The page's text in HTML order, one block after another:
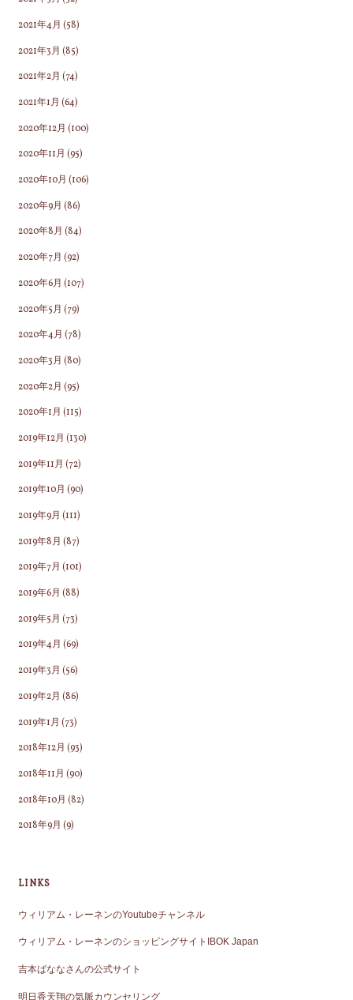
2021年4月 (58)
2021年3月 (85)
2021年2月 (74)
2021年1月 (64)
2020年12月 (100)
2020年11月 (95)
2020年10月 (106)
2020年9月 (86)
2020年8月 (84)
2020年7月 (92)
2020年6月 (107)
2020年5月 (79)
2020年4月 (78)
2020年3月 (80)
2020年2月 (95)
2020年1月 (115)
2019年12月 (130)
2019年11月 (72)
2019年10月 (90)
2019年9月 (111)
2019年8月 (87)
2019年7月 (101)
2019年6月 (88)
2019年5月 (73)
2019年4月 (69)
2019年3月 (56)
2019年2月 (86)
2019年1月 (73)
2018年12月 (93)
2018年11月 (90)
2018年10月 (82)
2018年9月 (9)
LINKS
ウィリアム・レーネンのYoutubeチャンネル
ウィリアム・レーネンのショッピングサイトIBOK Japan
吉本ばななさんの公式サイト
明日香天翔の気脈カウンセリング